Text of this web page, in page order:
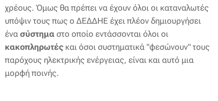
χρέους. Όμως θα πρέπει να έχουν όλοι οι καταναλωτές
υπόψιν τους πως ο ΔΕΔΔΗΕ έχει πλέον δημιουργήσει
ένα σύστημα στο οποίο εντάσσονται όλοι οι
κακοπληρωτές και όσοι συστηματικά "φεσώνουν" τους
παρόχους ηλεκτρικής ενέργειας, είναι και αυτό μια
μορφή ποινής.